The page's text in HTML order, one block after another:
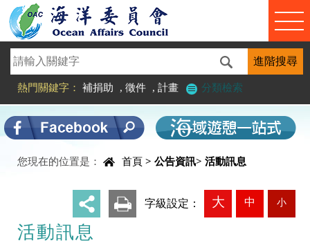
進入內容區塊
熱門關鍵字： 補捐助 , 徵件 , 計畫 分類檢索
您現在的位置是： 首頁 > 公告資訊> 活動訊息
字級設定： 大 中 小
活動訊息